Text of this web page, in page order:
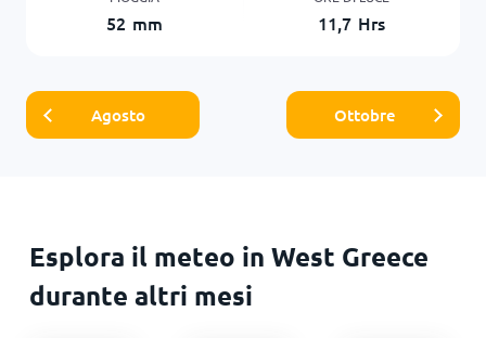
52 mm 11,7 Hrs
Agosto Ottobre
Esplora il meteo in West Greece
durante altri mesi